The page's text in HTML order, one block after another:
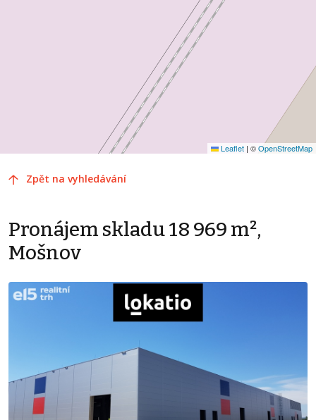
Leaflet | ©OpenStreetMap
Zpět na vyhledávání
Pronájem skladu 18 969 m²,
Mošnov